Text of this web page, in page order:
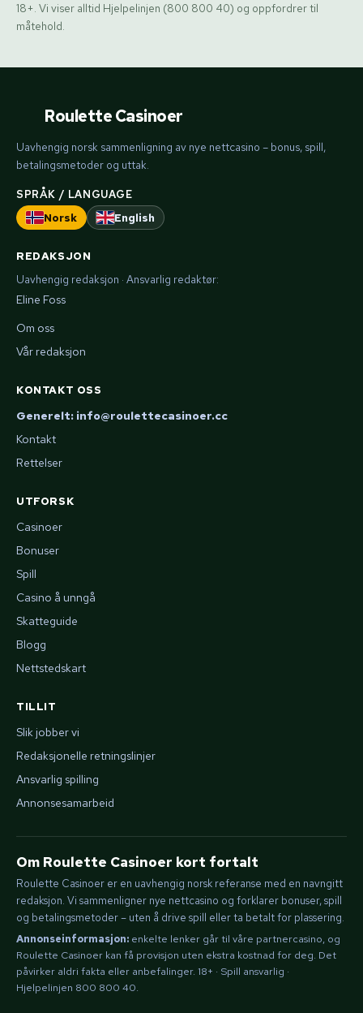
18+. Vi viser alltid Hjelpelinjen (800 800 40) og oppfordrer til
måtehold.
Roulette Casinoer
Uavhengig norsk sammenligning av nye nettcasino – bonus, spill,
betalingsmetoder og uttak.
SPRÅK / LANGUAGE
Norsk
English
REDAKSJON
Uavhengig redaksjon · Ansvarlig redaktør:
Eline Foss
Om oss
Vår redaksjon
KONTAKT OSS
Generelt: info@roulettecasinoer.cc
Kontakt
Rettelser
UTFORSK
Casinoer
Bonuser
Spill
Casino å unngå
Skatteguide
Blogg
Nettstedskart
TILLIT
Slik jobber vi
Redaksjonelle retningslinjer
Ansvarlig spilling
Annonsesamarbeid
Om Roulette Casinoer kort fortalt
Roulette Casinoer er en uavhengig norsk referanse med en navngitt
redaksjon. Vi sammenligner nye nettcasino og forklarer bonuser, spill
og betalingsmetoder – uten å drive spill eller ta betalt for plassering.
Annonseinformasjon: enkelte lenker går til våre partnercasino, og
Roulette Casinoer kan få provisjon uten ekstra kostnad for deg. Det
påvirker aldri fakta eller anbefalinger. 18+ · Spill ansvarlig ·
Hjelpelinjen 800 800 40.